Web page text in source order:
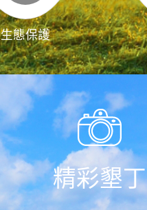
生態保護
精彩墾丁